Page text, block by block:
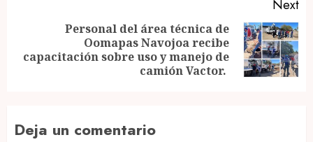
Next
post:
Personal del área técnica de
Oomapas Navojoa recibe
capacitación sobre uso y manejo de
camión Vactor.
Deja un comentario